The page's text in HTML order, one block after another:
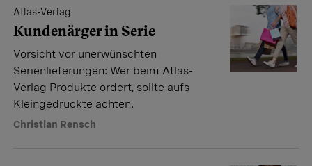
Atlas-Verlag
Kundenärger in Serie
Vorsicht vor unerwünschten
Serienlieferungen: Wer beim Atlas-
Verlag Produkte ordert, sollte aufs
Kleingedruckte achten.
Christian Rensch